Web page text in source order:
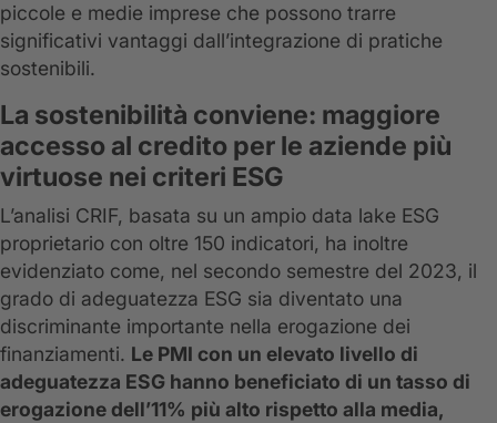
piccole e medie imprese che possono trarre
significativi vantaggi dall’integrazione di pratiche
sostenibili.
La sostenibilità conviene: maggiore
accesso al credito per le aziende più
virtuose nei criteri ESG
L’analisi CRIF, basata su un ampio data lake ESG
proprietario con oltre 150 indicatori, ha inoltre
evidenziato come, nel secondo semestre del 2023, il
grado di adeguatezza ESG sia diventato una
discriminante importante nella erogazione dei
finanziamenti. Le PMI con un elevato livello di
adeguatezza ESG hanno beneficiato di un tasso di
erogazione dell’11% più alto rispetto alla media,